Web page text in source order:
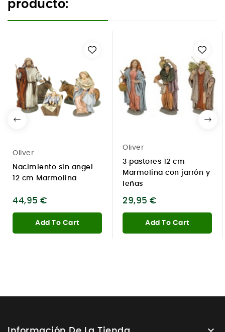
producto:
Oliver
Nacimiento sin angel
12 cm Marmolina
44,95 €
Add To Cart
Oliver
3 pastores 12 cm
Marmolina con jarrón y
leñas
29,95 €
Add To Cart